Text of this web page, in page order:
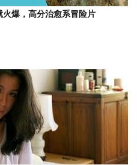
火爆，高分治愈系冒险片